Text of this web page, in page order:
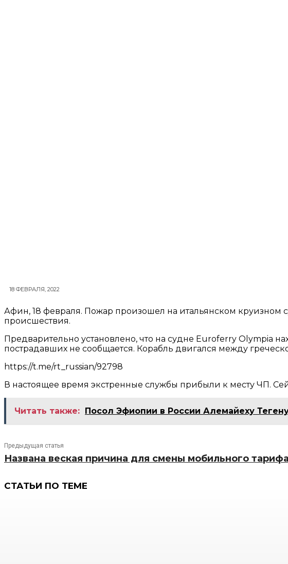
18 ФЕВРАЛЯ, 2022
Афин, 18 февраля. Пожар произошел на итальянском круизном
происшествия.
Предварительно установлено, что на судне Euroferry Olympia
пострадавших не сообщается. Корабль двигался между
https://t.me/rt_russian/92798
В настоящее время экстренные службы прибыли к месту ЧП.
Читать также: Посол Эфиопии в России Алемайеху
Предыдущая статья
Названа веская причина для смены мобильного тарифа
СТАТЬИ ПО ТЕМЕ